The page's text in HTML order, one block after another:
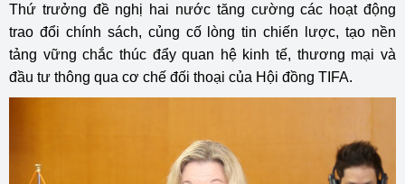
Thứ trưởng đề nghị hai nước tăng cường các hoạt động
trao đổi chính sách, củng cố lòng tin chiến lược, tạo nền
tảng vững chắc thúc đẩy quan hệ kinh tế, thương mại và
đầu tư thông qua cơ chế đối thoại của Hội đồng TIFA.